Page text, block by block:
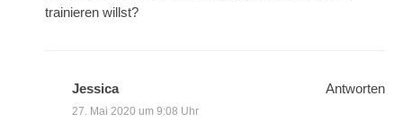
trainieren willst?
Jessica
27. Mai 2020 um 9:08 Uhr
Antworten